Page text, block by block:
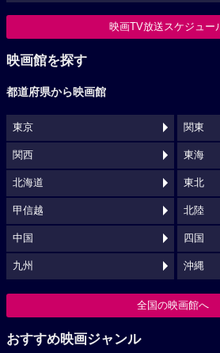
映画TV放送スケジュー
映画館を探す
都道府県から映画館
東京 関東
関西 東海
北海道 東北
甲信越 北陸
中国 四国
九州 沖縄
全国の映画館へ
おすすめ映画ジャンル